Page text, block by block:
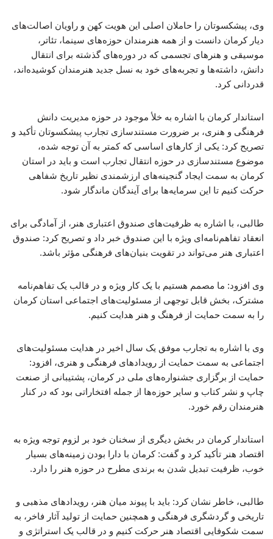
وی، پیشکسوتان را حاملان اصلی این هویت کهن و راویان اصالت‌های
دیار کرمان دانست و از همه هنرمندان حوزه‌های سینما، تئاتر،
موسیقی و هنرهای تجسمی که در دوره‌های گذشته برای انتقال
دانش، داشته‌ها و تجربه‌های خود به نسل جدید هنرمندان کوشیده‌اند،
قدردانی کرد.
استاندار کرمان با اشاره به خلأ موجود در حوزه مدیریت دانش
فرهنگی و هنری، بر ضرورت مستندسازی تجارب پیشکسوتان تأکید و
تصریح کرد: یکی از کارهای اساسی که کمتر به آن توجه شده،
موضوع مستندسازی در حوزه انتقال تجارب است و باید در استان
کرمان به سمت ایجاد گنجینه‌های ارزشمندی نظیر تاریخ شفاهی
حرکت کنیم تا این سرمایه‌ها برای آیندگان ماندگار شود.
طالبی، با اشاره به ظرفیت‌های صندوق اعتباری هنر، از آمادگی برای
انعقاد تفاهم‌نامه‌ای ویژه با این صندوق خبر داد و تصریح کرد: صندوق
اعتباری هنر می‌تواند در تقویت بنیان‌های فرهنگی مؤثر باشد.
وی افزود: ما مصمم هستیم با یک کار ویژه و در قالب یک تفاهم‌نامه
مشترک، بخش قابل توجهی از مسئولیت‌های اجتماعی استان کرمان
را به سمت حمایت از فرهنگ و هنر هدایت کنیم.
وی با اشاره به تجارب موفق یک سال اخیر در هدایت مسئولیت‌های
اجتماعی به سمت حمایت از رویدادهای فرهنگی و هنری، افزود:
حمایت از برگزاری جشنواره‌های ملی در کرمان، پشتیبانی از صنعت
چاپ و نشر کتاب و سایر حوزه‌ها از جمله افتخاراتی بود که در کنار
هنرمندان رقم خورد.
استاندار کرمان در بخش دیگری از سخنان خود بر لزوم توجه ویژه به
اقتصاد هنر تأکید کرد و گفت: کرمان با دارا بودن زمینه‌های بسیار
خوب، ظرفیت تبدیل شدن به برندی مطرح در حوزه هنر را دارد.
طالبی، خاطر نشان کرد: باید با پیوند میان هنر، رویدادهای مذهبی و
تاریخی و گردشگری فرهنگی و همچنین حمایت از تولید آثار فاخر، به
سمت شکوفایی اقتصاد هنر حرکت کنیم و در قالب یک استراتژی و